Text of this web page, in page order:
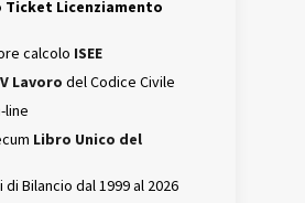
Ticket Licenziamento
calcolo ISEE
Lavoro del Codice Civile
line
Libro Unico del
di Bilancio dal 1999 al 2026